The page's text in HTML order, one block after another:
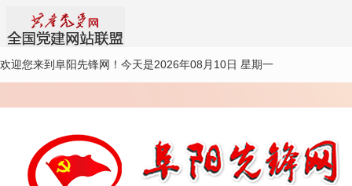
欢迎您来到阜阳先锋网！ 今天是2026年08月10日 星期一